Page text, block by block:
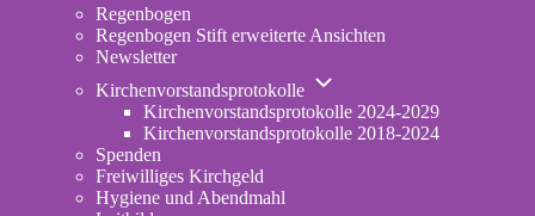
Regenbogen
Regenbogen Stift erweiterte Ansichten
Newsletter
Kirchenvorstandsprotokolle
Unternavigation
Kirchenvorstandsprotokolle
Kirchenvorstandsprotokolle 2024-2029
Kirchenvorstandsprotokolle 2018-2024
Spenden
Freiwilliges Kirchgeld
Hygiene und Abendmahl